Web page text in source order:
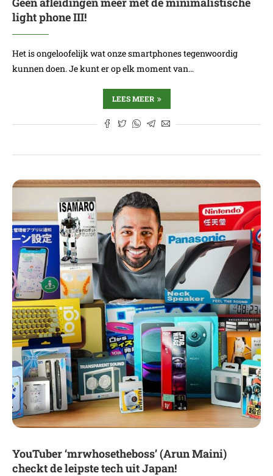
light phone III!
Het is ongeloofelijk wat onze smartphones tegenwoordig
kunnen doen. Je kunt er op elk moment van…
LEES MEER
YouTuber ‘mrwhosetheboss’ (Arun Maini)
checkt de leipste tech uit Japan!